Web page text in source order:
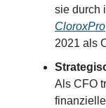
sie durch
CloroxPro
2021 als
Als CFO